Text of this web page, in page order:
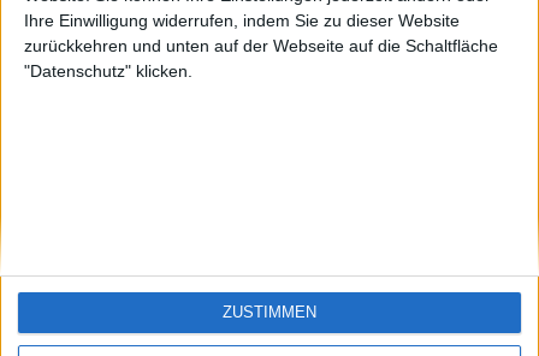
Ihre Einwilligung widerrufen, indem Sie zu dieser Website
zurückkehren und unten auf der Webseite auf die Schaltfläche
"Datenschutz" klicken.
ZUSTIMMEN
Si vous êtes francophone, vous devriez allerici
on our leaderboards!
Let's visit GeoHeroes.com!